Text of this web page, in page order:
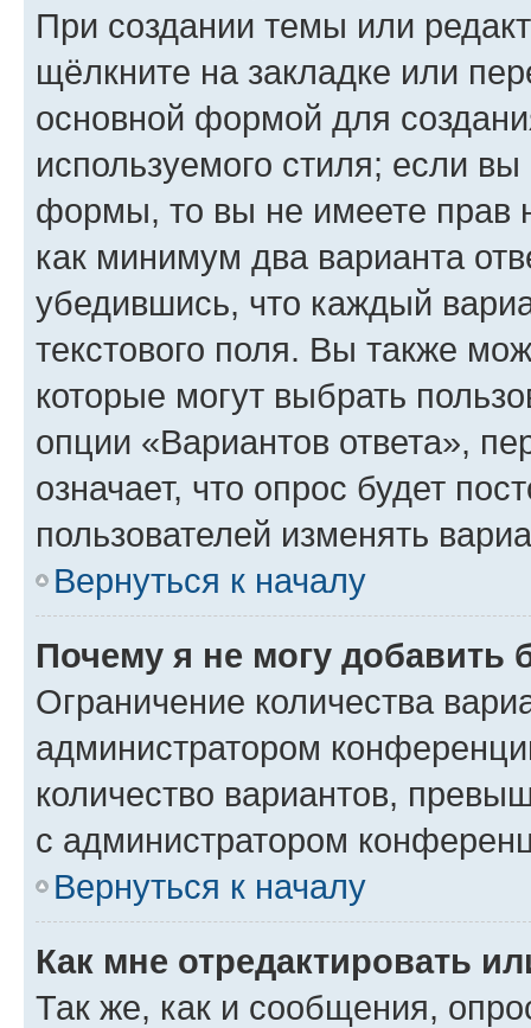
При создании темы или
щёлкните на закладке или
основной формой для
используемого стиля; если
формы, то вы не имеете прав
как минимум два варианта
убедившись, что каждый
текстового поля. Вы также
которые могут выбрать
опции «Вариантов ответа»,
означает, что опрос будет
пользователей изменять
Вернуться к началу
Почему я не могу добавить
Ограничение количества
администратором
количество вариантов,
с администратором
Вернуться к началу
Как мне отредактировать
Так же, как и сообщения,